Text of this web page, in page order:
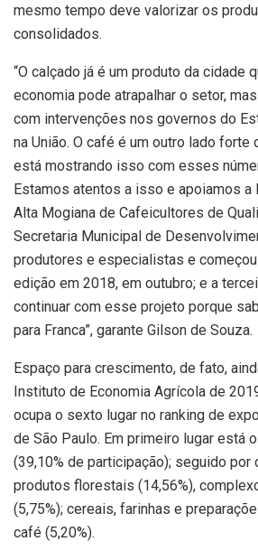
mesmo tempo deve valorizar os
consolidados.
“O calçado já é um produto da cidade
economia pode atrapalhar o setor,
com intervenções nos governos do
na União. O café é um outro lado forte
está mostrando isso com esses
Estamos atentos a isso e apoiamos a
Alta Mogiana de Cafeicultores de
Secretaria Municipal de
produtores e especialistas e
edição em 2018, em outubro; e a
continuar com esse projeto porque
para Franca”, garante Gilson de Souza.
Espaço para crescimento, de fato,
Instituto de Economia Agrícola de
ocupa o sexto lugar no ranking de
de São Paulo. Em primeiro lugar está
(39,10% de participação); seguido por
produtos florestais (14,56%),
(5,75%); cereais, farinhas e
café (5,20%).